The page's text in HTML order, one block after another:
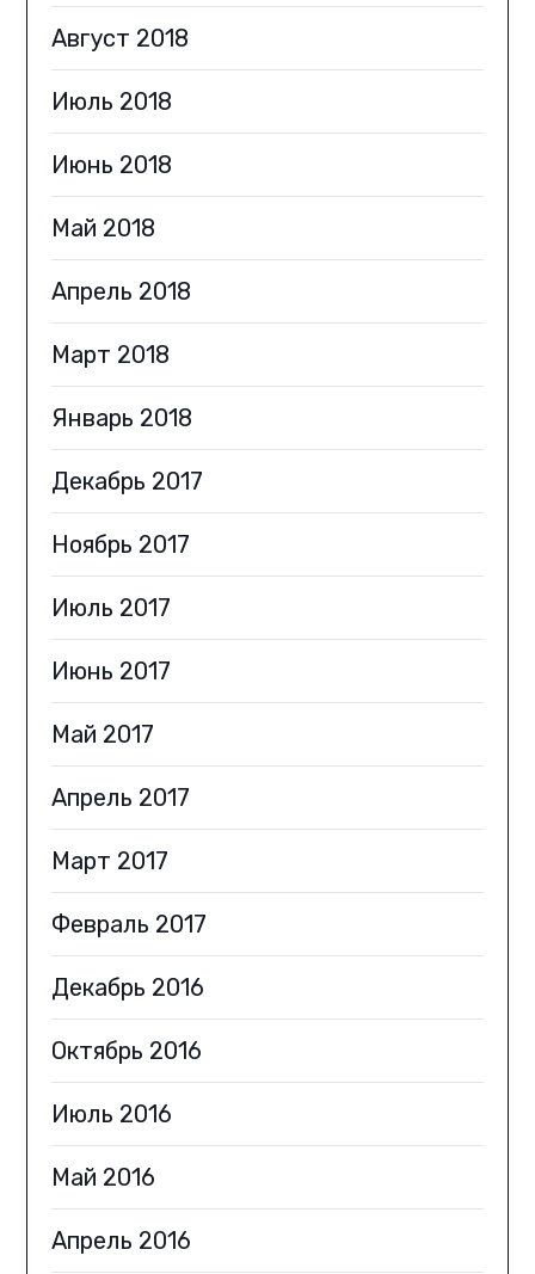
Август 2018
Июль 2018
Июнь 2018
Май 2018
Апрель 2018
Март 2018
Январь 2018
Декабрь 2017
Ноябрь 2017
Июль 2017
Июнь 2017
Май 2017
Апрель 2017
Март 2017
Февраль 2017
Декабрь 2016
Октябрь 2016
Июль 2016
Май 2016
Апрель 2016